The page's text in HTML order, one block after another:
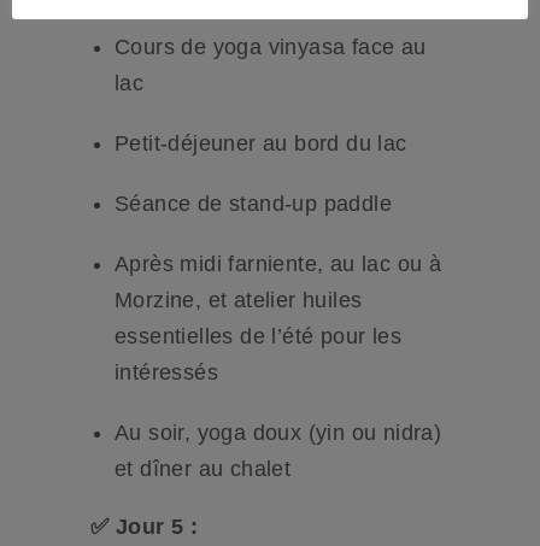
Cours de yoga vinyasa face au
lac
Petit-déjeuner au bord du lac
Séance de stand-up paddle
Après midi farniente, au lac ou à
Morzine, et atelier huiles
essentielles de l’été pour les
intéressés
Au soir, yoga doux (yin ou nidra)
et dîner au chalet
✅ Jour 5 :